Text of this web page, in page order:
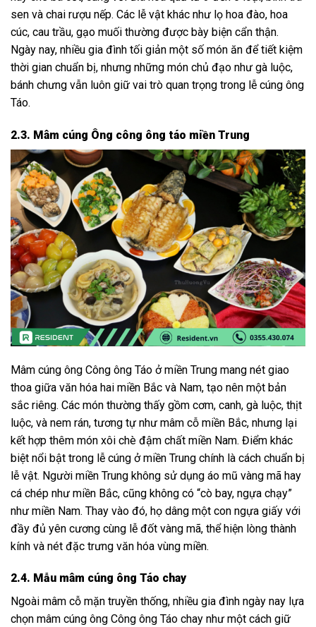
sen và chai rượu nếp. Các lễ vật khác như lọ hoa đào, hoa
cúc, cau trầu, gạo muối thường được bày biện cẩn thận.
Ngày nay, nhiều gia đình tối giản một số món ăn để tiết kiệm
thời gian chuẩn bị, nhưng những món chủ đạo như gà luộc,
bánh chưng vẫn luôn giữ vai trò quan trọng trong lễ cúng ông
Táo.
2.3. Mâm cúng Ông công ông táo miền Trung
Mâm cúng ông Công ông Táo ở miền Trung mang nét giao
thoa giữa văn hóa hai miền Bắc và Nam, tạo nên một bản
sắc riêng. Các món thường thấy gồm cơm, canh, gà luộc, thịt
luộc, và nem rán, tương tự như mâm cỗ miền Bắc, nhưng lại
kết hợp thêm món xôi chè đậm chất miền Nam. Điểm khác
biệt nổi bật trong lễ cúng ở miền Trung chính là cách chuẩn bị
lễ vật. Người miền Trung không sử dụng áo mũ vàng mã hay
cá chép như miền Bắc, cũng không có “cò bay, ngựa chạy”
như miền Nam. Thay vào đó, họ dâng một con ngựa giấy với
đầy đủ yên cương cùng lễ đốt vàng mã, thể hiện lòng thành
kính và nét đặc trưng văn hóa vùng miền.
2.4. Mẫu mâm cúng ông Táo chay
Ngoài mâm cỗ mặn truyền thống, nhiều gia đình ngày nay lựa
chọn mâm cúng ông Công ông Táo chay như một cách giữ